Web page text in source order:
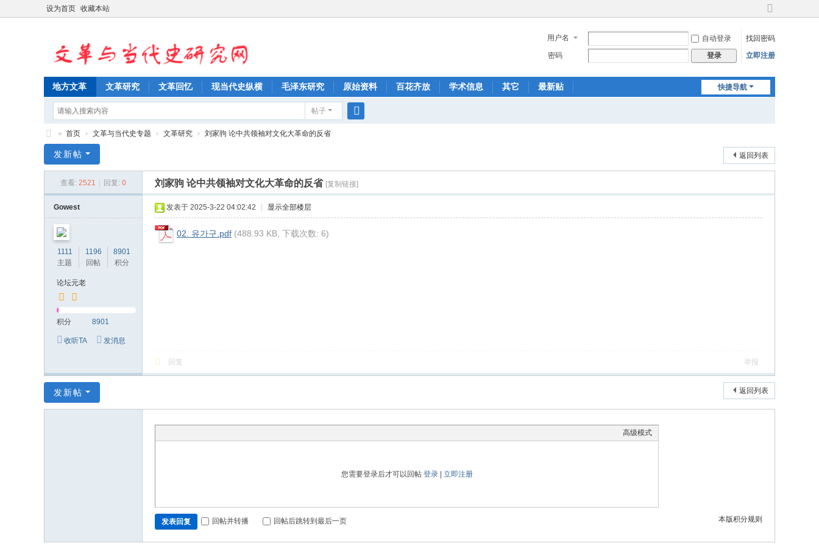
设为首页 收藏本站
切
到
宽
用户名 自动登录
找回密码
密码
登录 立即注册
快捷导航
地方文革 文革研究 文革回忆 现当代史纵横 毛泽东研究 原始资料 百花齐放 学术信息 其它 最新贴
帖子
革
» 首页 › 文革与当代史专题 › 文革研究 › 刘家驹 论中共领袖对文化大革命的反省
返回列表
发新帖
查看: 2521 回复: 0 刘家驹 论中共领袖对文化大革命的反省 [复制链接]
Gowest
1111
主题
1196
回帖
8901
积分
论坛元老
积分 8901
收听TA 发消息
发表于 2025-3-22 04:02:42 显示全部楼层
02. 유가구.pdf (488.93 KB, 下载次数: 6)
回复 举报
返回列表
发新帖
高级模式
您需要登录后才可以回帖 登录| 立即注册
本版积分规则
发表回复 回帖并转播 回帖后跳转到最后一页